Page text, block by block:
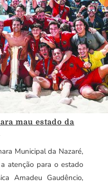
mau estado da
Municipal da Nazaré,
atenção para o estado
Amadeu Gaudêncio,